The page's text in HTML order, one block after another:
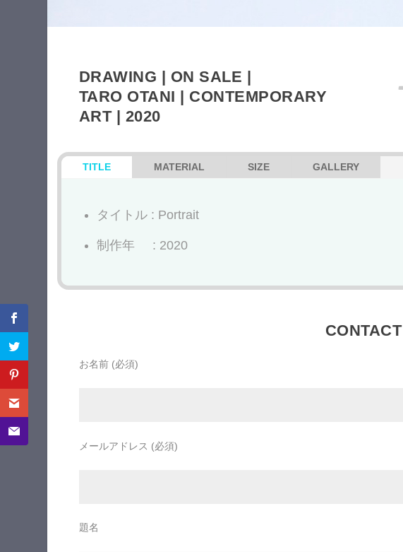
DRAWING | ON SALE |
TARO OTANI | CONTEMPORARY
ART | 2020
TITLE MATERIAL SIZE GALLERY
タイトル : Portrait
制作年 : 2020
CONTACT
お名前 (必須)
メールアドレス (必須)
題名